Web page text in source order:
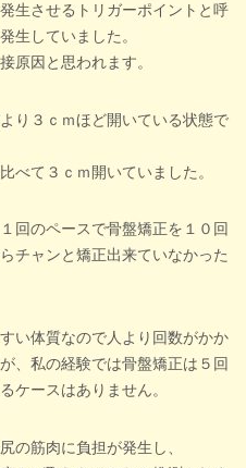
生させるトリガーポイントと呼
生していました。
原因と思われます。
り３ｃｍほど開いている状態で
べて３ｃｍ開いていました。
回のペースで骨盤矯正を１０回
チャンと矯正出来ていなかった
い体質なので人より回数がかか
、私の経験では骨盤矯正は５回
ケースはありません。
の筋肉に負担が発生し、